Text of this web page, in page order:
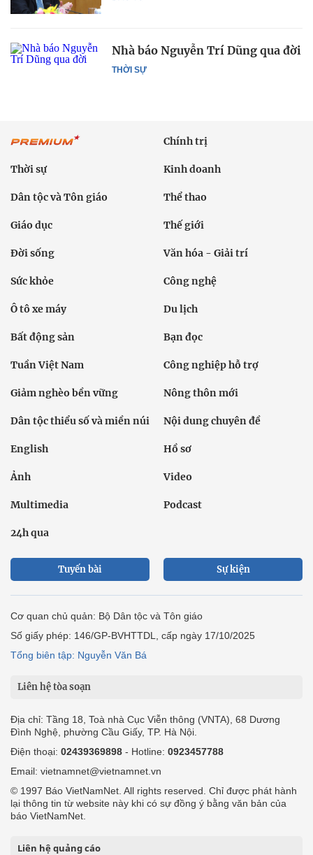
THỜI SỰ
Nhà báo Nguyễn Trí Dũng qua đời
Chính trị
Thời sự Kinh doanh
Dân tộc và Tôn giáo Thể thao
Giáo dục Thế giới
Đời sống Văn hóa - Giải trí
Sức khỏe Công nghệ
Ô tô xe máy Du lịch
Bất động sản Bạn đọc
Tuần Việt Nam Công nghiệp hỗ trợ
Giảm nghèo bền vững Nông thôn mới
Dân tộc thiểu số và miền núi Nội dung chuyên đề
English Hồ sơ
Ảnh Video
Multimedia Podcast
24h qua
Tuyến bài Sự kiện
Cơ quan chủ quản: Bộ Dân tộc và Tôn giáo
Số giấy phép: 146/GP-BVHTTDL, cấp ngày 17/10/2025
Tổng biên tập: Nguyễn Văn Bá
Liên hệ tòa soạn
Địa chỉ: Tầng 18, Toà nhà Cục Viễn thông (VNTA), 68 Dương
Đình Nghệ, phường Cầu Giấy, TP. Hà Nội.
Điện thoại: 02439369898 - Hotline: 0923457788
Email: vietnamnet@vietnamnet.vn
© 1997 Báo VietNamNet. All rights reserved. Chỉ được phát hành
lại thông tin từ website này khi có sự đồng ý bằng văn bản của
báo VietNamNet.
Liên hệ quảng cáo